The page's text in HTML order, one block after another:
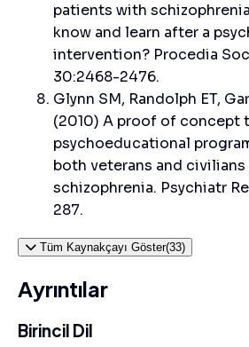
patients with
know and learn after a
intervention? Procedia
30:2468-2476.
Glynn SM, Randolph ET,
(2010) A proof of concept
psychoeducational
both veterans and
schizophrenia. Psychiatr
287.
Tüm Kaynakçayı Göster(33)
Ayrıntılar
Birincil Dil